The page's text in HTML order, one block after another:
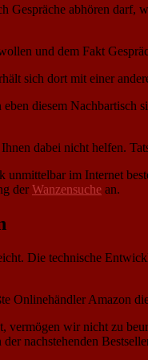
Gespräche abhören
und dem Fakt
sich dort mit einer
diesem
dabei nicht helfen.
unmittelbar im Internet
der Wanzensuche an.
Die technische
Onlinehändler Amazon
vermögen wir nicht zu
nachstehenden